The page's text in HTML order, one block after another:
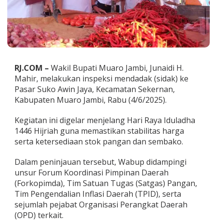
t
a
b
i
l
l
a
n
g
u
l
a
h
W
b
RJ.COM – Wakil Bupati Muaro Jambi, Junaidi H.
Mahir, melakukan inspeksi mendadak (sidak) ke
Pasar Suko Awin Jaya, Kecamatan Sekernan,
Kabupaten Muaro Jambi, Rabu (4/6/2025).
Kegiatan ini digelar menjelang Hari Raya Iduladha
1446 Hijriah guna memastikan stabilitas harga
serta ketersediaan stok pangan dan sembako.
Dalam peninjauan tersebut, Wabup didampingi
unsur Forum Koordinasi Pimpinan Daerah
(Forkopimda), Tim Satuan Tugas (Satgas) Pangan,
Tim Pengendalian Inflasi Daerah (TPID), serta
sejumlah pejabat Organisasi Perangkat Daerah
(OPD) terkait.